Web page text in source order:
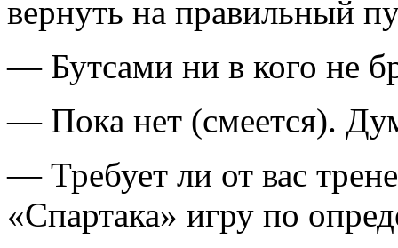
вернуть на правильный
— Бутсами ни в кого не
— Пока нет (смеется).
— Требует ли от вас
«Спартака» игру по